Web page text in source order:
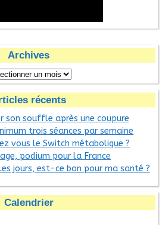
Archives
récents
son souffle après une coupure
trois séances par semaine
vous le Switch métabolique ?
podium pour la France
jours, est-ce bon pour ma santé ?
Calendrier